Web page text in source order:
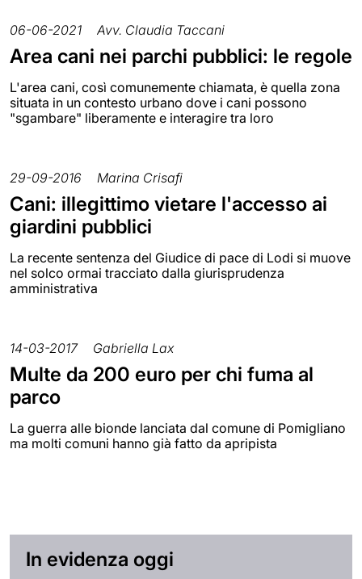
06-06-2021 Avv. Claudia Taccani
Area cani nei parchi pubblici: le regole
L'area cani, così comunemente chiamata, è quella zona
situata in un contesto urbano dove i cani possono
"sgambare" liberamente e interagire tra loro
29-09-2016 Marina Crisafi
Cani: illegittimo vietare l'accesso ai
giardini pubblici
La recente sentenza del Giudice di pace di Lodi si muove
nel solco ormai tracciato dalla giurisprudenza
amministrativa
14-03-2017 Gabriella Lax
Multe da 200 euro per chi fuma al
parco
La guerra alle bionde lanciata dal comune di Pomigliano
ma molti comuni hanno già fatto da apripista
In evidenza oggi